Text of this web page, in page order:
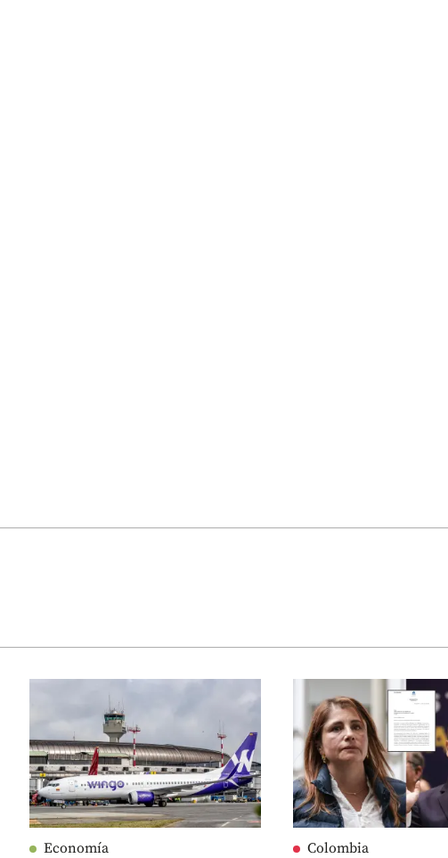
Economía Colombia